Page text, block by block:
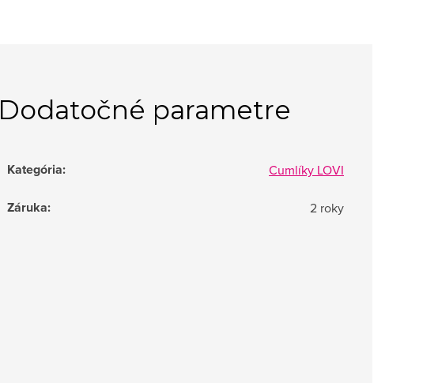
Dodatočné parametre
Kategória: Cumlíky LOVI
Záruka: 2 roky